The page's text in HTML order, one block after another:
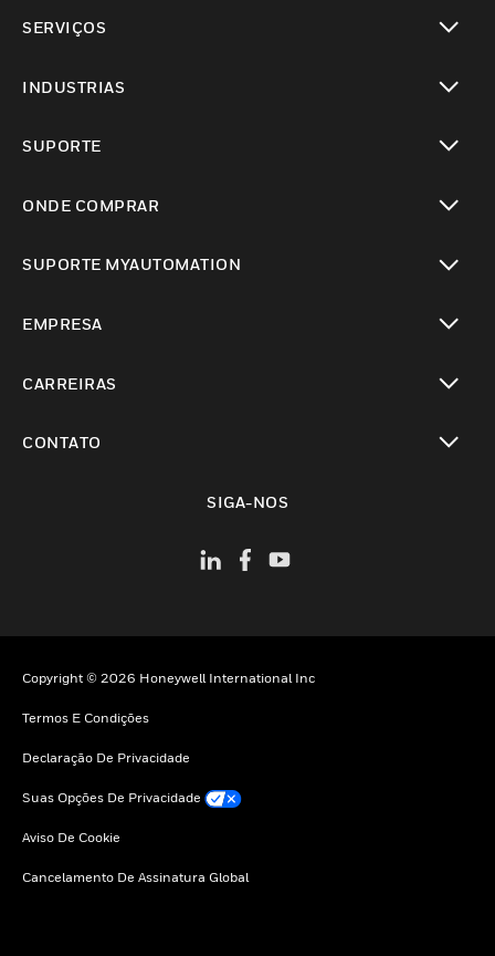
SERVIÇOS
INDUSTRIAS
SUPORTE
ONDE COMPRAR
SUPORTE MYAUTOMATION
EMPRESA
CARREIRAS
CONTATO
SIGA-NOS
Copyright © 2026 Honeywell International Inc
Termos E Condições
Declaração De Privacidade
Suas Opções De Privacidade
Aviso De Cookie
Cancelamento De Assinatura Global